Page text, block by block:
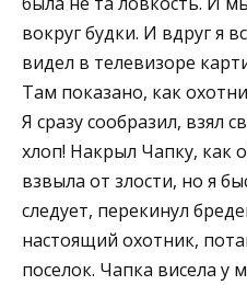
вокруг будки. И вдруг я
видел в телевизоре
Там показано, как
Я сразу сообразил, взял
хлоп! Накрыл Чапку, как
взвыла от злости, но я
следует, перекинул
настоящий охотник,
поселок. Чапка висела у